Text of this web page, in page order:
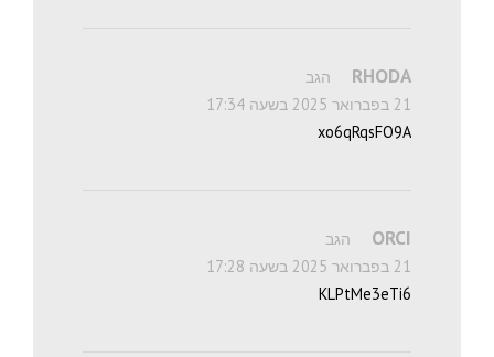
RHODA
הגב
21 בפברואר 2025 בשעה 17:34
xo6qRqsFO9A
ORCI
הגב
21 בפברואר 2025 בשעה 17:28
KLPtMe3eTi6